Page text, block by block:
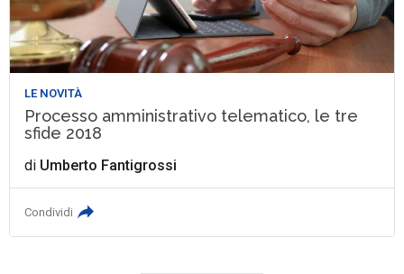
LE NOVITÀ
Processo amministrativo telematico, le tre
sfide 2018
di Umberto Fantigrossi
Condividi